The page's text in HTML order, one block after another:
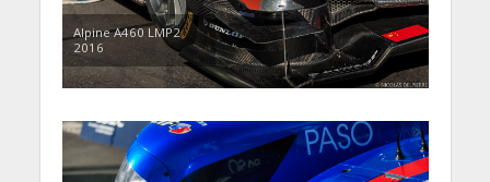
Alpine A460 LMP2
2016